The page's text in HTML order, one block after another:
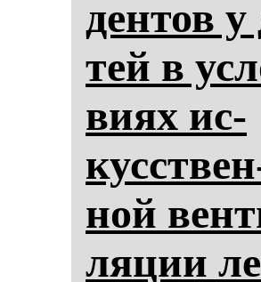
ден­тов
тей в
ви­ях ис­
ной
ля­ции